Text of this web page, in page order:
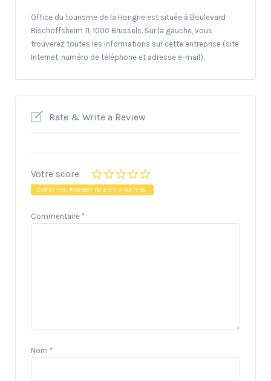
Office du tourisme de la Hongrie est située à Boulevard
Bischoffsheim 11, 1000 Brussels. Sur la gauche, vous
trouverez toutes les informations sur cette entreprise (site
Internet, numéro de téléphone et adresse e-mail).
Rate & Write a Review
Votre score
OOPS! YOU FORGOT TO GIVE A RATING.
Commentaire *
Nom *